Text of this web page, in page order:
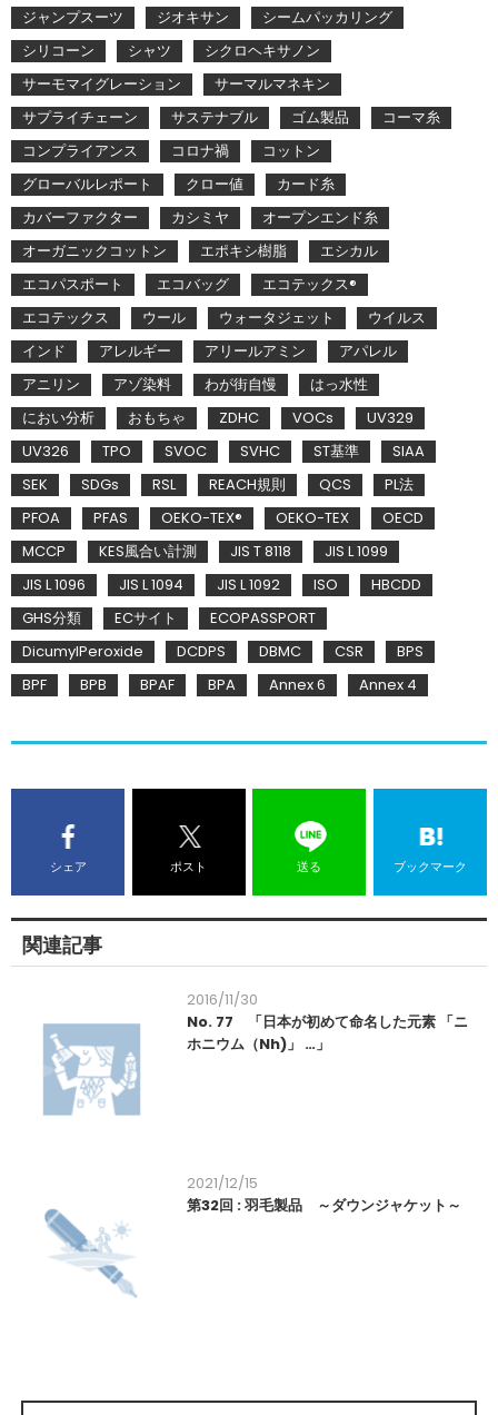
ジャンプスーツ ジオキサン
シームパッカリング
シリコーン
シャツ
シクロヘキサノン
サーモマイグレーション
サーマルマネキン
サプライチェーン
サステナブル ゴム製品
コーマ糸
コンプライアンス
コロナ禍
コットン
グローバルレポート
クロー値
カード糸
カバーファクター
カシミヤ
オープンエンド糸
オーガニックコットン
エポキシ樹脂
エシカル
エコパスポート
エコバッグ
エコテックス®
エコテックス
ウール ウォータジェット
ウイルス
インド
アレルギー アリールアミン
アパレル
アニリン
アゾ染料 わが街自慢
はっ水性
におい分析
おもちゃ ZDHC VOCs
UV329
UV326
TPO SVOC SVHC ST基準
SIAA
SEK
SDGs RSL REACH規則 QCS
PL法
PFOA
PFAS OEKO-TEX® OEKO-TEX
OECD
MCCP
KES風合い計測 JIS T 8118
JIS L 1099
JIS L 1096
JIS L 1094 JIS L 1092 ISO
HBCDD
GHS分類
ECサイト
ECOPASSPORT
DicumylPeroxide
DCDPS DBMC CSR
BPS
BPF
BPB BPAF BPA Annex 6 Annex 4
シェア ポスト 送る ブックマーク
関連記事
2016/11/30
No. 77 「日本が初めて命名した元素 「ニ
ホニウム（Nh)」 …」
2021/12/15
第32回 : 羽毛製品 ～ダウンジャケット～